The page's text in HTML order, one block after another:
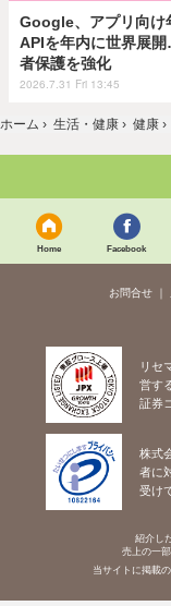
Google、アプリ向け
APIを年内に世界展
者保護を強化
2026.7.31 Fri 13:45
ホーム › 生活・健康 › 健康 ›
Home Facebook
お問合せ
リセ
営す
証券
株式
者に
受け
紹介し
売上の一
当サイトに掲載